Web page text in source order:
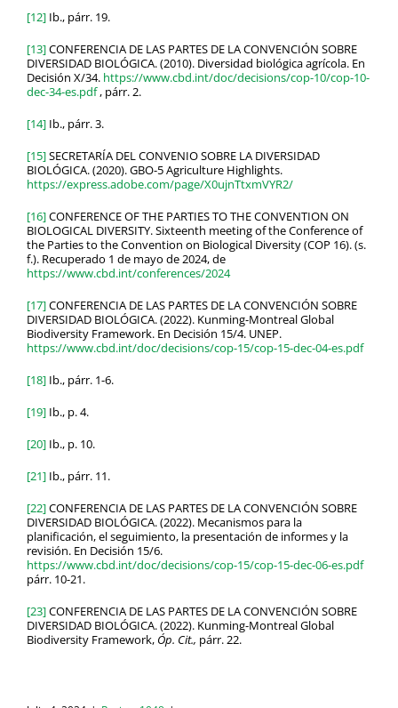
[12] Ib., párr. 19.
[13]CONFERENCIA DE LAS PARTES DE LA CONVENCIÓN SOBRE
DIVERSIDAD BIOLÓGICA. (2010). Diversidad biológica agrícola. En
Decisión X/34. https://www.cbd.int/doc/decisions/cop-10/cop-10-
dec-34-es.pdf, párr. 2.
[14] Ib., párr. 3.
[15]SECRETARÍA DEL CONVENIO SOBRE LA DIVERSIDAD
BIOLÓGICA. (2020). GBO-5 Agriculture Highlights.
https://express.adobe.com/page/X0ujnTtxmVYR2/
[16]CONFERENCE OF THE PARTIES TO THE CONVENTION ON
BIOLOGICAL DIVERSITY. Sixteenth meeting of the Conference of
the Parties to the Convention on Biological Diversity (COP 16). (s.
f.). Recuperado 1 de mayo de 2024, de
https://www.cbd.int/conferences/2024
[17]CONFERENCIA DE LAS PARTES DE LA CONVENCIÓN SOBRE
DIVERSIDAD BIOLÓGICA. (2022). Kunming-Montreal Global
Biodiversity Framework. En Decisión 15/4. UNEP.
https://www.cbd.int/doc/decisions/cop-15/cop-15-dec-04-es.pdf
[18] Ib., párr. 1-6.
[19] Ib., p. 4.
[20] Ib., p. 10.
[21] Ib., párr. 11.
[22]CONFERENCIA DE LAS PARTES DE LA CONVENCIÓN SOBRE
DIVERSIDAD BIOLÓGICA. (2022). Mecanismos para la
planificación, el seguimiento, la presentación de informes y la
revisión. En Decisión 15/6.
https://www.cbd.int/doc/decisions/cop-15/cop-15-dec-06-es.pdf
párr. 10-21.
[23]CONFERENCIA DE LAS PARTES DE LA CONVENCIÓN SOBRE
DIVERSIDAD BIOLÓGICA. (2022). Kunming-Montreal Global
Biodiversity Framework, Óp. Cit., párr. 22.